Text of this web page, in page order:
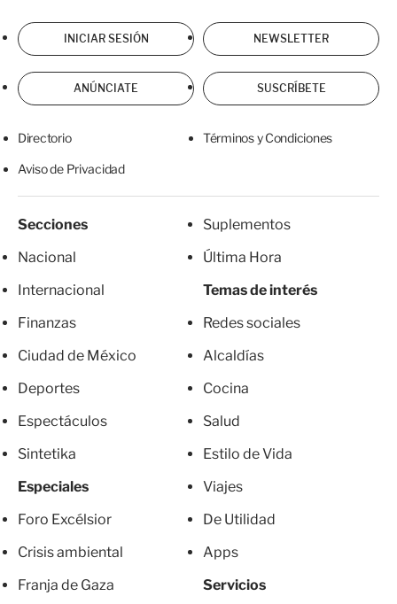
INICIAR SESIÓN NEWSLETTER
ANÚNCIATE SUSCRÍBETE
Directorio Términos y Condiciones
Aviso de Privacidad
Secciones
Nacional
Internacional
Finanzas
Ciudad de México
Deportes
Espectáculos
Sintetika
Especiales
Foro Excélsior
Crisis ambiental
Franja de Gaza
Suplementos
Última Hora
Temas de interés
Redes sociales
Alcaldías
Cocina
Salud
Estilo de Vida
Viajes
De Utilidad
Apps
Servicios